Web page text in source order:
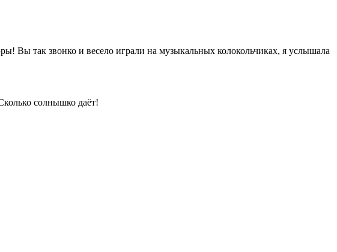
Вы так звонко и весело играли на музыкальных колокольчиках, я услышала
солнышко даёт!